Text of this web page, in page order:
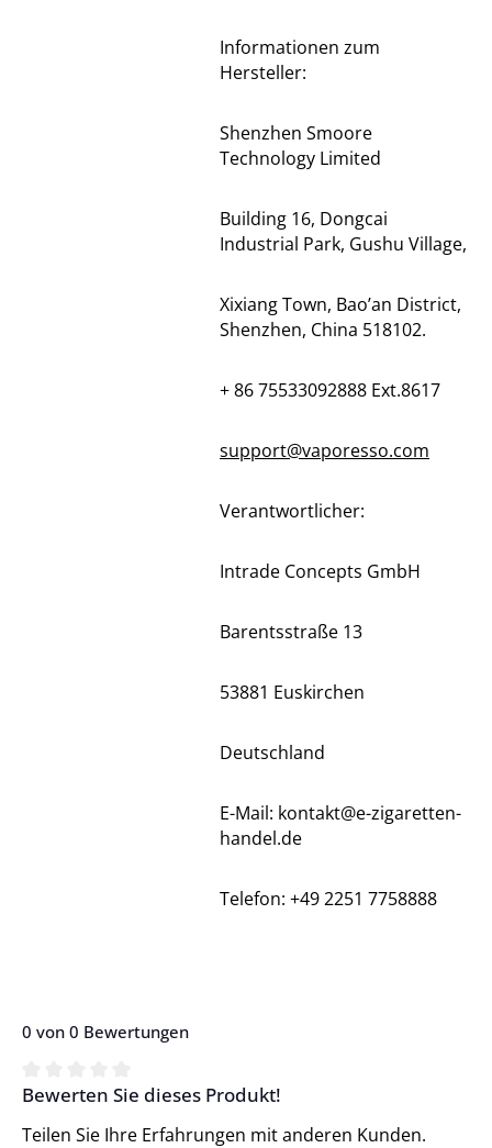
Informationen zum
Hersteller:
Shenzhen Smoore
Technology Limited
Building 16, Dongcai
Industrial Park, Gushu Village,
Xixiang Town, Bao’an District,
Shenzhen, China 518102.
+ 86 75533092888 Ext.8617
support@vaporesso.com
Verantwortlicher:
Intrade Concepts GmbH
Barentsstraße 13
53881 Euskirchen
Deutschland
E-Mail: kontakt@e-zigaretten-
handel.de
Telefon: +49 2251 7758888
0 von 0 Bewertungen
Durchschnittliche Bewertung von 0 von 5 Sternen
Bewerten Sie dieses Produkt!
Teilen Sie Ihre Erfahrungen mit anderen Kunden.